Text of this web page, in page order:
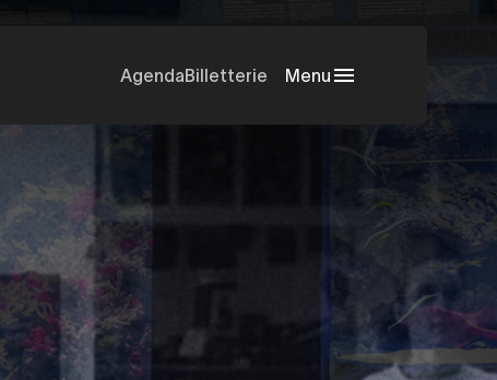
AgendaBilletterie Menu